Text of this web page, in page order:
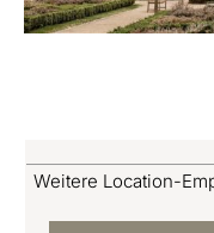
Weitere Location-